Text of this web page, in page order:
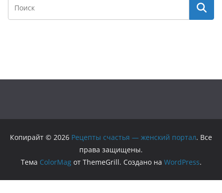
Копирайт © 2026 Рецепты счастья — женский портал. Все
права защищены.
Тема ColorMagот ThemeGrill. Создано на WordPress.